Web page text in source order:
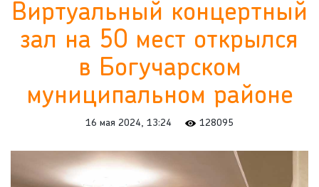
Виртуальный концертный
зал на 50 мест открылся
в Богучарском
муниципальном районе
16 мая 2024, 13:24 128095